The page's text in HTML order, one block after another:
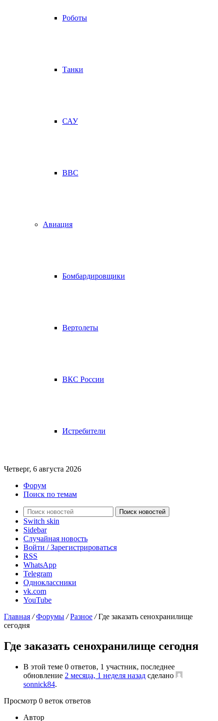
Роботы
Танки
САУ
ВВС
Авиация
Бомбардировщики
Вертолеты
ВКС России
Истребители
Четверг, 6 августа 2026
Форум
Поиск по темам
Поиск новостей
Switch skin
Sidebar
Случайная новость
Войти / Зарегистрироваться
RSS
WhatsApp
Telegram
Одноклассники
vk.com
YouTube
Главная / Форумы / Разное / Где заказать сенохранилище
сегодня
Где заказать сенохранилище сегодня
В этой теме 0 ответов, 1 участник, последнее
обновление 2 месяца, 1 неделя назад сделано
sonnick84.
Просмотр 0 веток ответов
Автор